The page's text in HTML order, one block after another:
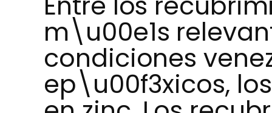
m\u00e1s
condiciones
ep\u00f3xicos,